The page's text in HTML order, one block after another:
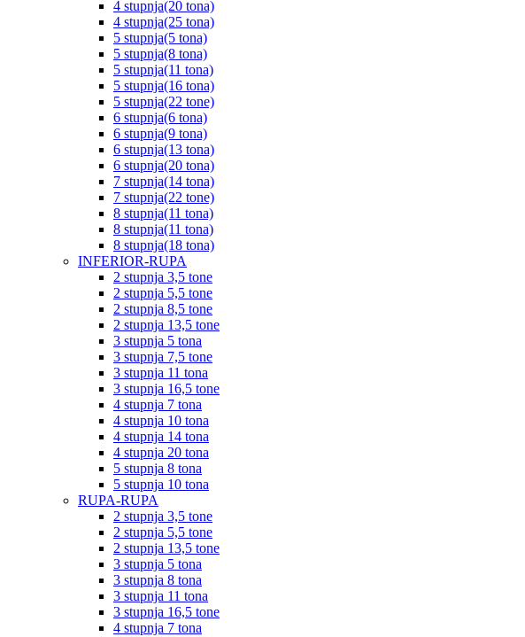
4 stupnja(20 tona)
4 stupnja(25 tona)
5 stupnja(5 tona)
5 stupnja(8 tona)
5 stupnja(11 tona)
5 stupnja(16 tona)
5 stupnja(22 tone)
6 stupnja(6 tona)
6 stupnja(9 tona)
6 stupnja(13 tona)
6 stupnja(20 tona)
7 stupnja(14 tona)
7 stupnja(22 tone)
8 stupnja(11 tona)
8 stupnja(11 tona)
8 stupnja(18 tona)
INFERIOR-RUPA
2 stupnja 3,5 tone
2 stupnja 5,5 tone
2 stupnja 8,5 tone
2 stupnja 13,5 tone
3 stupnja 5 tona
3 stupnja 7,5 tone
3 stupnja 11 tona
3 stupnja 16,5 tone
4 stupnja 7 tona
4 stupnja 10 tona
4 stupnja 14 tona
4 stupnja 20 tona
5 stupnja 8 tona
5 stupnja 10 tona
RUPA-RUPA
2 stupnja 3,5 tone
2 stupnja 5,5 tone
2 stupnja 13,5 tone
3 stupnja 5 tona
3 stupnja 8 tona
3 stupnja 11 tona
3 stupnja 16,5 tone
4 stupnja 7 tona